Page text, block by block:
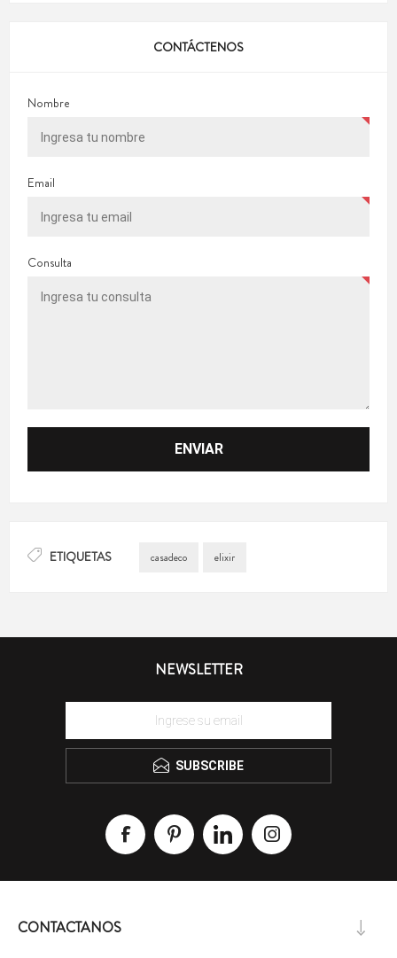
CONTÁCTENOS
Nombre
Email
Consulta
ETIQUETAS casadeco elixir
NEWSLETTER
SUBSCRIBE
CONTACTANOS